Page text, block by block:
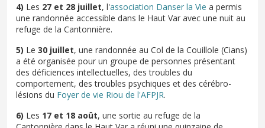
4) Les 27 et 28 juillet, l'association Danser la Vie a permis
une randonnée accessible dans le Haut Var avec une nuit au
refuge de la Cantonnière.
5) Le 30 juillet, une randonnée au Col de la Couillole (Cians)
a été organisée pour un groupe de personnes présentant
des déficiences intellectuelles, des troubles du
comportement, des troubles psychiques et des cérébro-
lésions du Foyer de vie Riou de l'AFPJR.
6) Les 17 et 18 août, une sortie au refuge de la